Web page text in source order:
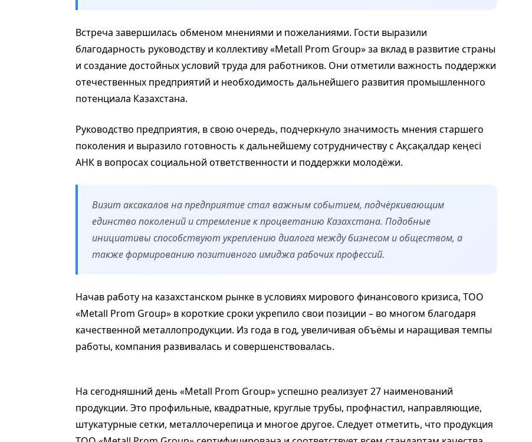
Встреча завершилась обменом мнениями и пожеланиями. Гости выразили
благодарность руководству и коллективу «Metall Prom Group» за вклад в развитие страны
и создание достойных условий труда для работников. Они отметили важность поддержки
отечественных предприятий и необходимость дальнейшего развития промышленного
потенциала Казахстана.
Руководство предприятия, в свою очередь, подчеркнуло значимость мнения старшего
поколения и выразило готовность к дальнейшему сотрудничеству с Ақсақалдар кеңесі
АНК в вопросах социальной ответственности и поддержки молодёжи.
Визит аксакалов на предприятие стал важным событием, подчёркивающим
единство поколений и стремление к процветанию Казахстана. Подобные
инициативы способствуют укреплению диалога между бизнесом и обществом, а
также формированию позитивного имиджа рабочих профессий.
Начав работу на казахстанском рынке в условиях мирового финансового кризиса, ТОО
«Metall Prom Group» в короткие сроки укрепило свои позиции – во многом благодаря
качественной металлопродукции. Из года в год, увеличивая объёмы и наращивая темпы
работы, компания развивалась и совершенствовалась.
На сегодняшний день «Metall Prom Group» успешно реализует 27 наименований
продукции. Это профильные, квадратные, круглые трубы, профнастил, направляющие,
штукатурные сетки, металлочерепица и многое другое. Следует отметить, что продукция